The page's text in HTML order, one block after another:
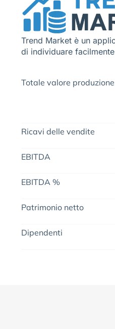
Trend Market è un
di individuare
Totale valore produzione
Ricavi delle vendite
EBITDA
EBITDA %
Patrimonio netto
Dipendenti